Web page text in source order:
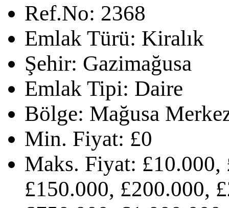
Ref.No: 2368
Emlak Türü: Kiralık
Şehir: Gazimağusa
Emlak Tipi: Daire
Bölge: Mağusa
Min. Fiyat: £0
Maks. Fiyat: £10.000,
£150.000, £200.000,